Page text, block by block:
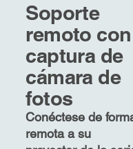
Soporte
remoto con
captura de
cámara de
fotos
Conéctese de
remota a su